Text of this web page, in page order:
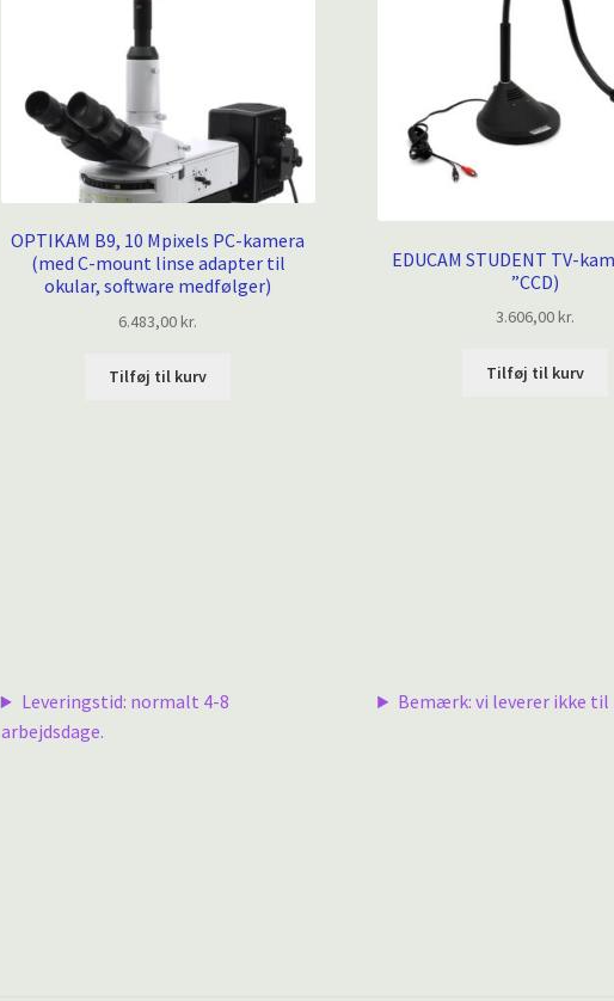
OPTIKAM B9, 10 Mpixels PC-kamera
(med C-mount linse adapter til
okular, software medfølger)
6.483,00kr.
Tilføj til kurv
EDUCAM STUDENT TV-
”CCD)
3.606,00kr.
Tilføj til kurv
Leveringstid: normalt 4-8
arbejdsdage.
Bemærk: vi leverer ikke til